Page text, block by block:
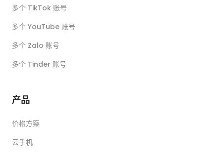
多个 TikTok 账号
多个 YouTube 账号
多个 Zalo 账号
多个 Tinder 账号
产品
价格方案
云手机